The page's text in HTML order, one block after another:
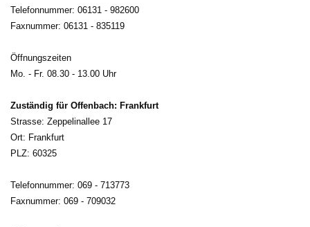
Telefonnummer: 06131 - 982600
Faxnummer: 06131 - 835119
Öffnungszeiten
Mo. - Fr. 08.30 - 13.00 Uhr
Zuständig für Offenbach: Frankfurt
Strasse: Zeppelinallee 17
Ort: Frankfurt
PLZ: 60325
Telefonnummer: 069 - 713773
Faxnummer: 069 - 709032